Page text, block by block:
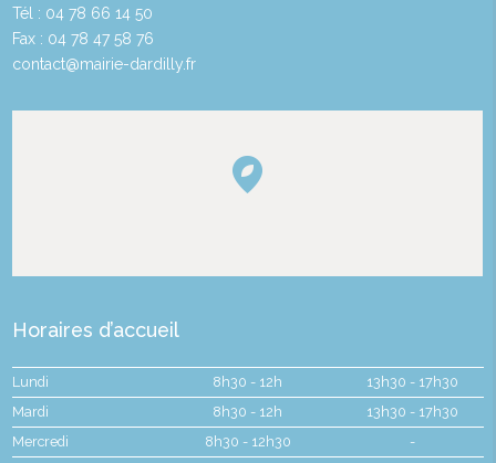
Tél : 04 78 66 14 50
Fax : 04 78 47 58 76
contact@mairie-dardilly.fr
Horaires d’accueil
Lundi 8h30 - 12h
13h30 - 17h30
Mardi
8h30 - 12h
13h30 - 17h30
Mercredi
8h30 - 12h30
-